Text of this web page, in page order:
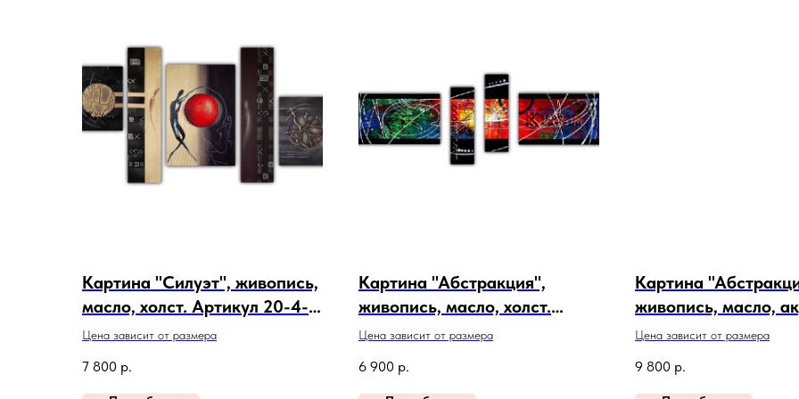
Картина "Силуэт", живопись,
масло, холст. Артикул 20-4-
108
Цена зависит от размера
7 800 р.
Картина "Абстракция",
живопись, масло, холст.
Артикул 20-7-465
Цена зависит от размера
6 900 р.
Картина
живопись, масло,
холст. Артикул 20-1-
Цена зависит от размера
9 800 р.